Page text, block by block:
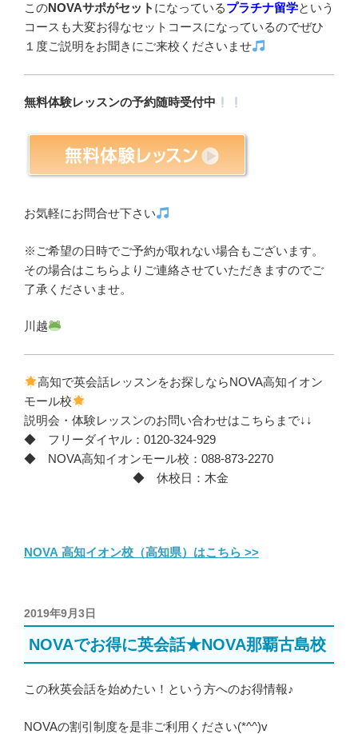
このNOVAサポがセット になっているプラチナ留学という
コースも大変お得なセットコースになっているのでぜひ
１度ご説明をお聞きにご来校くださいませ
無料体験レッスンの予約随時受付中
お気軽にお問合せ下さい
※ご希望の日時でご予約が取れない場合もございます。
その場合はこちらよりご連絡させていただきますのでご
了承くださいませ。
川越
高知で英会話レッスンをお探しならNOVA高知イオン
モール校
説明会・体験レッスンのお問い合わせはこちらまで↓↓
◆ フリーダイヤル：0120-324-929
◆ NOVA高知イオンモール校：088-873-2270
◆ 休校日：木金
NOVA 高知イオン校（高知県）はこちら >>
投
稿
日:
2019年9月3日
NOVAでお得に英会話★NOVA那覇古島校
この秋英会話を始めたい！という方へのお得情報♪
NOVAの割引制度を是非ご利用ください(*^^)v